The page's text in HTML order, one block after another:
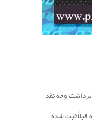
برداشت وجه نقد
قبلاً ثبت شده